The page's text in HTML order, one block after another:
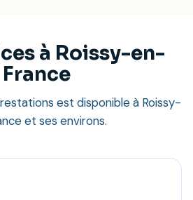
à Roissy-en-
France
est disponible à Roissy-
et ses environs.